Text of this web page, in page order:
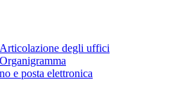
Articolazione degli uffici
Organigramma
e posta elettronica